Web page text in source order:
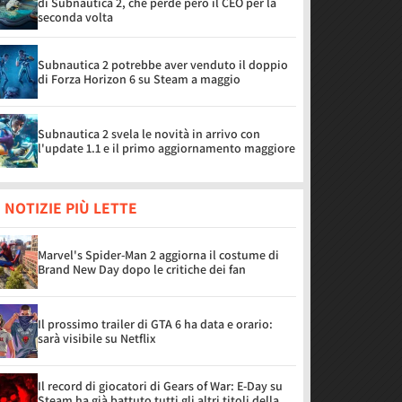
seconda volta
Subnautica 2 potrebbe aver venduto il doppio
di Forza Horizon 6 su Steam a maggio
Subnautica 2 svela le novità in arrivo con
l'update 1.1 e il primo aggiornamento maggiore
NOTIZIE PIÙ LETTE
Marvel's Spider-Man 2 aggiorna il costume di
Brand New Day dopo le critiche dei fan
Il prossimo trailer di GTA 6 ha data e orario:
sarà visibile su Netflix
Il record di giocatori di Gears of War: E-Day su